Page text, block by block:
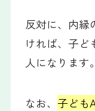
反対に、内縁
ければ、子ど
人になります。
なお、子ども